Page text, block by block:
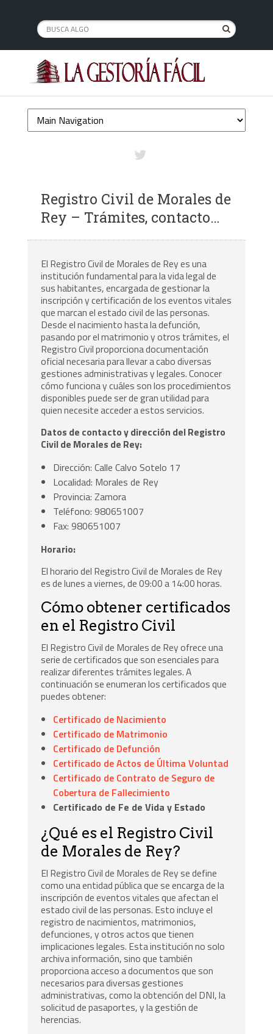
Registro Civil de Morales de
Rey – Trámites, contacto…
El Registro Civil de Morales de Rey es una
institución fundamental para la vida legal de
sus habitantes, encargada de gestionar la
inscripción y certificación de los eventos vitales
que marcan el estado civil de las personas.
Desde el nacimiento hasta la defunción,
pasando por el matrimonio y otros trámites, el
Registro Civil proporciona documentación
oficial necesaria para llevar a cabo diversas
gestiones administrativas y legales. Conocer
cómo funciona y cuáles son los procedimientos
disponibles puede ser de gran utilidad para
quien necesite acceder a estos servicios.
Datos de contacto y dirección del Registro
Civil de Morales de Rey:
Dirección: Calle Calvo Sotelo 17
Localidad: Morales de Rey
Provincia: Zamora
Teléfono: 980651007
Fax: 980651007
Horario:
El horario del Registro Civil de Morales de Rey
es de lunes a viernes, de 09:00 a 14:00 horas.
Cómo obtener certificados
en el Registro Civil
El Registro Civil de Morales de Rey ofrece una
serie de certificados que son esenciales para
realizar diferentes trámites legales. A
continuación se enumeran los certificados que
puedes obtener:
Certificado de Nacimiento
Certificado de Matrimonio
Certificado de Defunción
Certificado de Actos de Última Voluntad
Certificado de Contrato de Seguro de
Cobertura de Fallecimiento
Certificado de Fe de Vida y Estado
¿Qué es el Registro Civil
de Morales de Rey?
El Registro Civil de Morales de Rey se define
como una entidad pública que se encarga de la
inscripción de eventos vitales que afectan el
estado civil de las personas. Esto incluye el
registro de nacimientos, matrimonios,
defunciones, y otros actos que tienen
implicaciones legales. Esta institución no solo
archiva información, sino que también
proporciona acceso a documentos que son
necesarios para diversas gestiones
administrativas, como la obtención del DNI, la
solicitud de pasaportes, y la gestión de
herencias.